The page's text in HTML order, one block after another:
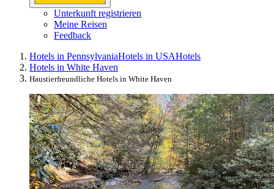
Unterkunft registrieren
Meine Reisen
Feedback
Hotels in PennsylvaniaHotels in USAHotels
Hotels in White Haven
Haustierfreundliche Hotels in White Haven